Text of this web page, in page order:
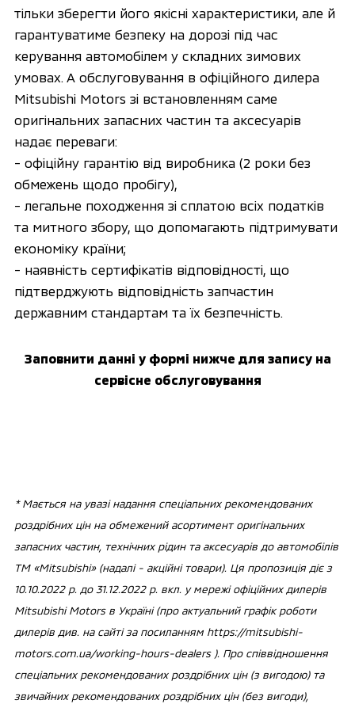
тільки зберегти його якісні характеристики, але й
гарантуватиме безпеку на дорозі під час
керування автомобілем у складних зимових
умовах. А обслуговування в офіційного дилера
Mitsubishi Motors зі встановленням саме
оригінальних запасних частин та аксесуарів
надає переваги:
- офіційну гарантію від виробника (2 роки без
обмежень щодо пробігу),
- легальне походження зі сплатою всіх податків
та митного збору, що допомагають підтримувати
економіку країни;
- наявність сертифікатів відповідності, що
підтверджують відповідність запчастин
державним стандартам та їх безпечність.
Заповнити данні у формі нижче для запису на
сервісне обслуговування
* Мається на увазі надання спеціальних рекомендованих
роздрібних цін на обмежений асортимент оригінальних
запасних частин, технічних рідин та аксесуарів до автомобілів
ТМ «Mitsubishi» (надалі - акційні товари). Ця пропозиція діє з
10.10.2022 р. до 31.12.2022 р. вкл. у мережі офіційних дилерів
Mitsubishi Motors в Україні (про актуальний графік роботи
дилерів див. на сайті за посиланням https://mitsubishi-
motors.com.ua/working-hours-dealers ). Про співвідношення
спеціальних рекомендованих роздрібних цін (з вигодою) та
звичайних рекомендованих роздрібних цін (без вигоди),